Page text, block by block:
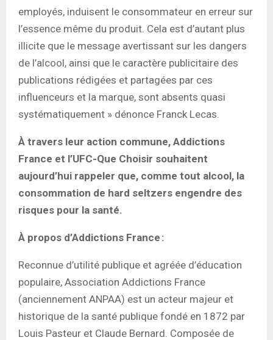
employés, induisent le consommateur en erreur sur
l’essence même du produit. Cela est d’autant plus
illicite que le message avertissant sur les dangers
de l’alcool, ainsi que le caractère publicitaire des
publications rédigées et partagées par ces
influenceurs et la marque, sont absents quasi
systématiquement » dénonce Franck Lecas.
À travers leur action commune, Addictions
France et l’UFC-Que Choisir souhaitent
aujourd’hui rappeler que, comme tout alcool, la
consommation de hard seltzers engendre des
risques pour la santé.
À propos d’Addictions France :
Reconnue d’utilité publique et agréée d’éducation
populaire, Association Addictions France
(anciennement ANPAA) est un acteur majeur et
historique de la santé publique fondé en 1872 par
Louis Pasteur et Claude Bernard. Composée de